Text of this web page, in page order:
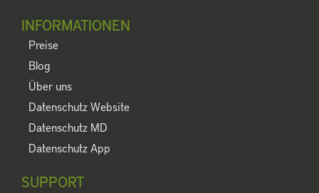
INFORMATIONEN
Preise
Blog
Über uns
Datenschutz Website
Datenschutz MD
Datenschutz App
SUPPORT